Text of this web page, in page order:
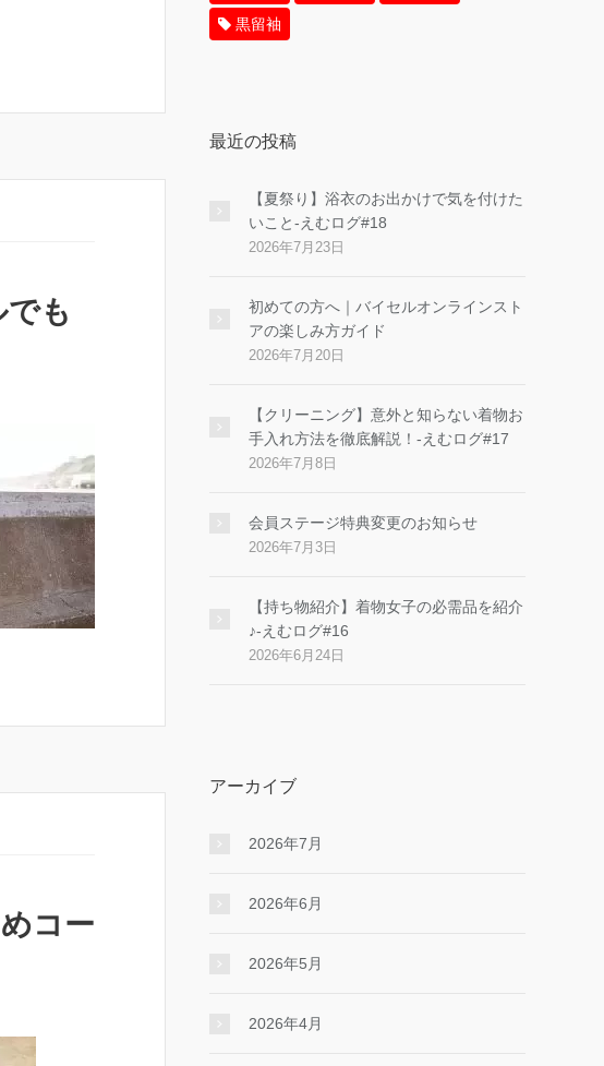
も
コー
黒留袖
最近の投稿
【夏祭り】浴衣のお出かけで気を付けた
いこと-えむログ#18
2026年7月23日
初めての方へ｜バイセルオンラインスト
アの楽しみ方ガイド
2026年7月20日
【クリーニング】意外と知らない着物お
手入れ方法を徹底解説！-えむログ#17
2026年7月8日
会員ステージ特典変更のお知らせ
2026年7月3日
【持ち物紹介】着物女子の必需品を紹介
♪-えむログ#16
2026年6月24日
アーカイブ
2026年7月
2026年6月
2026年5月
2026年4月